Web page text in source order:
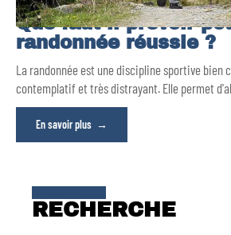
Que faut-il prévoir
randonnée réussie ?
La randonnée est une discipline sportive bien
contemplatif et très distrayant. Elle permet
En savoir plus
RECHERCHE